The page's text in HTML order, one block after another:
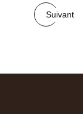
Suivant